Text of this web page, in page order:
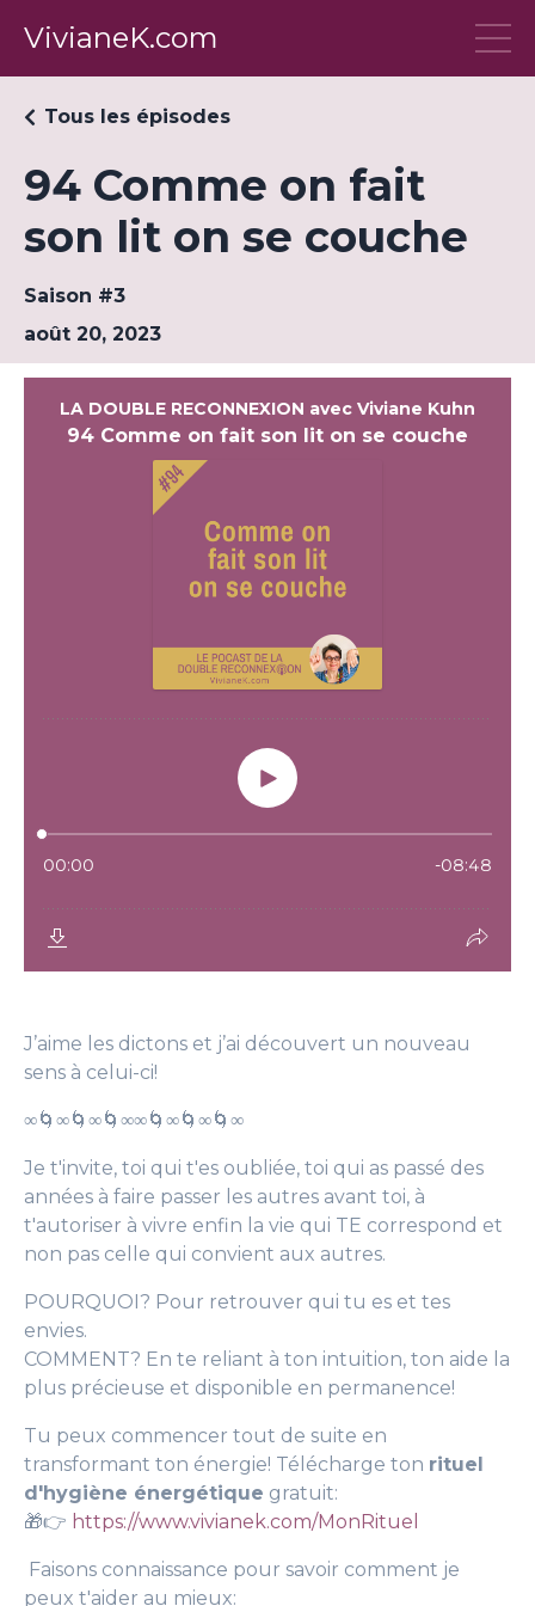
VivianeK.com
94 Comme on fait
son lit on se couche
Tous les épisodes
Saison #3
août 20, 2023
J’aime les dictons et j’ai découvert un nouveau
sens à celui-ci!
∞🌀 ∞🌀 ∞🌀∞∞🌀 ∞🌀 ∞🌀 ∞
Je t'invite, toi qui t'es oubliée, toi qui as passé des
années à faire passer les autres avant toi, à
t'autoriser à vivre enfin la vie qui TE correspond et
non pas celle qui convient aux autres.
POURQUOI? Pour retrouver qui tu es et tes
envies.
COMMENT? En te reliant à ton intuition, ton aide la
plus précieuse et disponible en permanence!
Tu peux commencer tout de suite en
transformant ton énergie! Télécharge ton rituel
d'hygiène énergétique gratuit:
🎁👉 https://www.vivianek.com/MonRituel
Faisons connaissance pour savoir comment je
peux t'aider au mieux: